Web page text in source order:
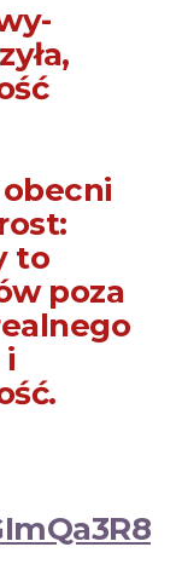
to
poza
i